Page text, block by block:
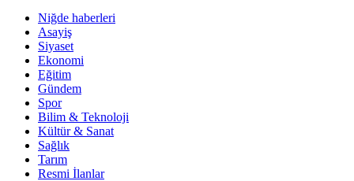
Niğde haberleri
Asayiş
Siyaset
Ekonomi
Eğitim
Gündem
Spor
Bilim & Teknoloji
Kültür & Sanat
Sağlık
Tarım
Resmi İlanlar